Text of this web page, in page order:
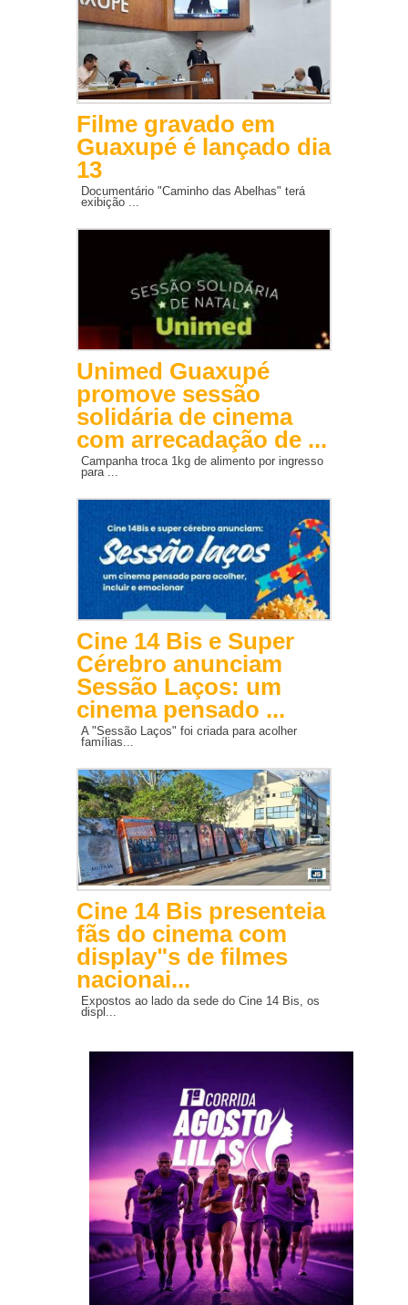
Filme gravado em
Guaxupé é lançado dia
13
Documentário "Caminho das Abelhas" terá
exibição ...
Unimed Guaxupé
promove sessão
solidária de cinema
com arrecadação de ...
Campanha troca 1kg de alimento por ingresso
para ...
Cine 14 Bis e Super
Cérebro anunciam
Sessão Laços: um
cinema pensado ...
A "Sessão Laços" foi criada para acolher
famílias...
Cine 14 Bis presenteia
fãs do cinema com
display"s de filmes
nacionai...
Expostos ao lado da sede do Cine 14 Bis, os
displ...